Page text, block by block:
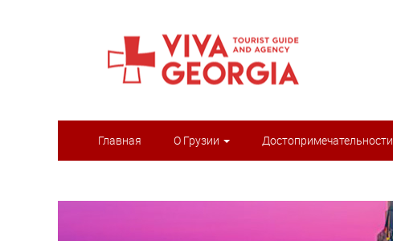
Главная О Грузии Достопримечательности